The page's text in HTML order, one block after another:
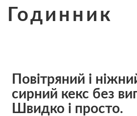
Годинник
Повітряний і
сирний кекс без
Швидко і просто.